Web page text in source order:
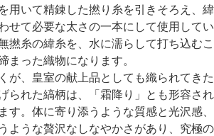
用いて精錬した撚り糸を引きそろえ、
せて必要な太さの一本にして使用してい
撚糸の緯糸を、水に濡らして打ち込む
まった織物になります。
が、皇室の献上品としても織られてきた
られた縞柄は、「霜降り」とも形容さ
す。体に寄り添うような質感と光沢感
ような贅沢なしなやかさがあり、究極